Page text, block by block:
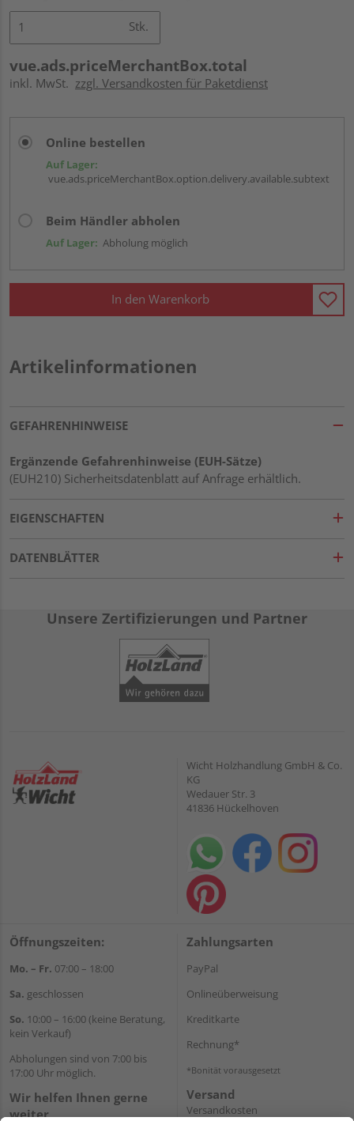
Stk.
vue.ads.priceMerchantBox.total
inkl. MwSt. zzgl. Versandkosten für Paketdienst
Online bestellen
Auf Lager:
vue.ads.priceMerchantBox.option.delivery.available.subtext
Beim Händler abholen
Auf Lager: Abholung möglich
In den Warenkorb
Artikelinformationen
GEFAHRENHINWEISE
Ergänzende Gefahrenhinweise (EUH-Sätze)
(EUH210) Sicherheitsdatenblatt auf Anfrage erhältlich.
EIGENSCHAFTEN
DATENBLÄTTER
Unsere Zertifizierungen und Partner
Wicht Holzhandlung GmbH & Co.
KG
Wedauer Str. 3
41836 Hückelhoven
Öffnungszeiten:
Mo. – Fr. 07:00 – 18:00
Sa. geschlossen
So. 10:00 – 16:00 (keine Beratung,
kein Verkauf)
Abholungen sind von 7:00 bis
17:00 Uhr möglich.
Wir helfen Ihnen gerne
weiter
Zahlungsarten
PayPal
Onlineüberweisung
Kreditkarte
Rechnung*
*Bonität vorausgesetzt
Versand
Versandkosten